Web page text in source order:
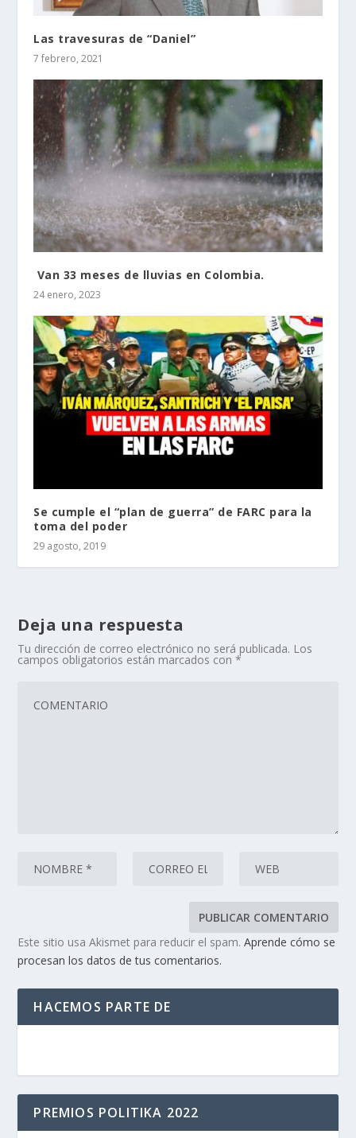
Las travesuras de “Daniel”
7 febrero, 2021
Van 33 meses de lluvias en Colombia.
24 enero, 2023
Se cumple el “plan de guerra” de FARC para la
toma del poder
29 agosto, 2019
Deja una respuesta
Tu dirección de correo electrónico no será publicada. Los
campos obligatorios están marcados con*
Este sitio usa Akismet para reducir el spam.Aprende cómo se
procesan los datos de tus comentarios.
HACEMOS PARTE DE
PREMIOS POLITIKA 2022